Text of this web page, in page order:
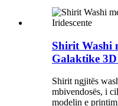
Shirit Washi
Galaktike
Shirit ngjitës
mbivendosës, i
modelin e